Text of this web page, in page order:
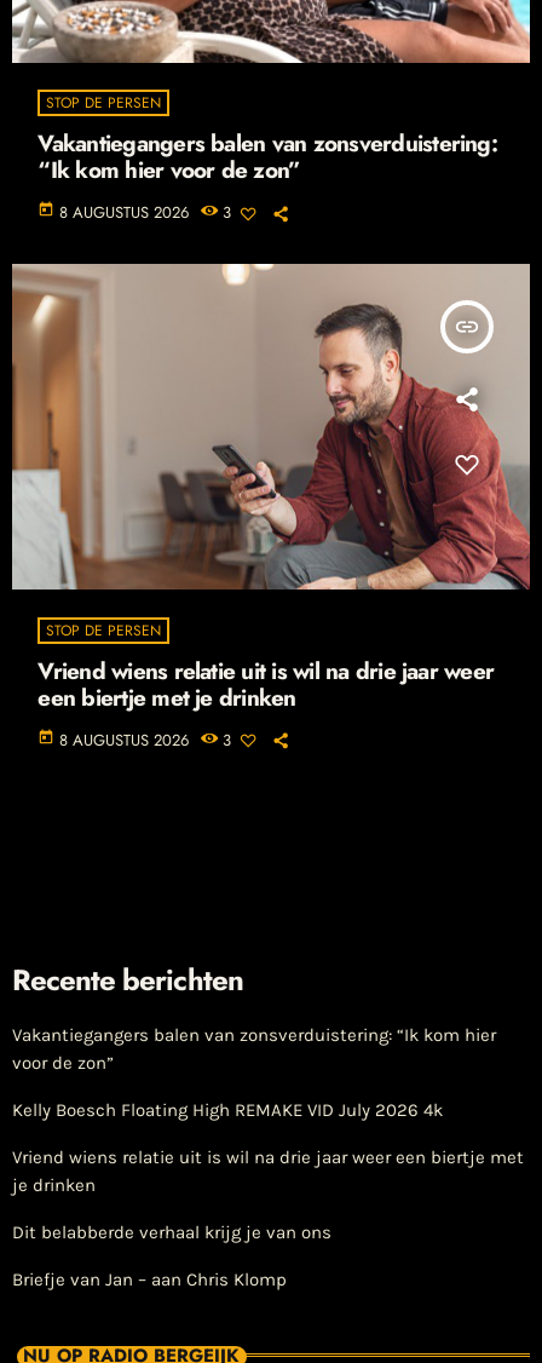
STOP DE PERSEN
Vakantiegangers balen van zonsverduistering:
“Ik kom hier voor de zon”
today 8 AUGUSTUS 2026 3
insert_link
STOP DE PERSEN
Vriend wiens relatie uit is wil na drie jaar weer
een biertje met je drinken
today 8 AUGUSTUS 2026 3
Recente berichten
Vakantiegangers balen van zonsverduistering: “Ik kom hier
voor de zon”
Kelly Boesch Floating High REMAKE VID July 2026 4k
Vriend wiens relatie uit is wil na drie jaar weer een biertje met
je drinken
Dit belabberde verhaal krijg je van ons
Briefje van Jan – aan Chris Klomp
NU OP RADIO BERGEIJK